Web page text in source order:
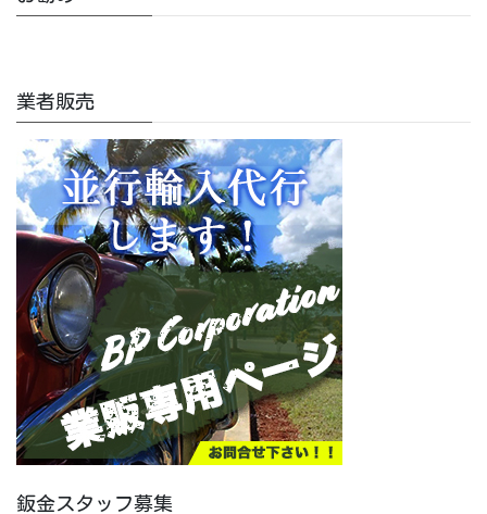
業者販売
鈑金スタッフ募集